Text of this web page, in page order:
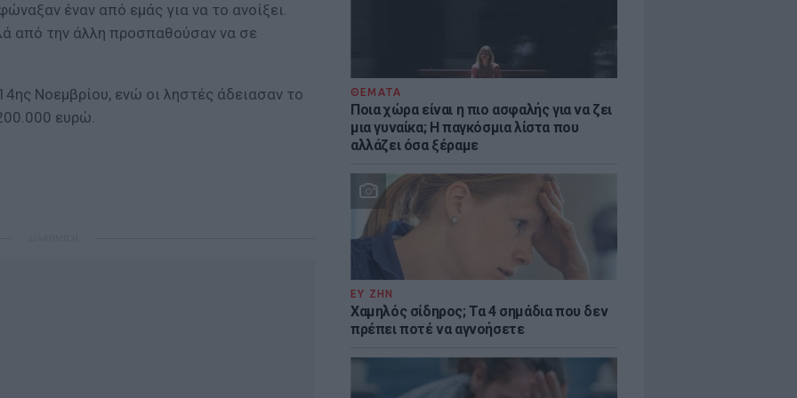
ΘΕΜΑΤΑ
Ποια χώρα είναι η πιο ασφαλής για να ζει
μια γυναίκα; Η παγκόσμια λίστα που
αλλάζει όσα ξέραμε
ΕΥ ΖΗΝ
Χαμηλός σίδηρος; Τα 4 σημάδια που δεν
πρέπει ποτέ να αγνοήσετε
έναν από εμάς για να το ανοίξει.
από την άλλη προσπαθούσαν να σε
Νοεμβρίου, ενώ οι ληστές άδειασαν το
ευρώ.